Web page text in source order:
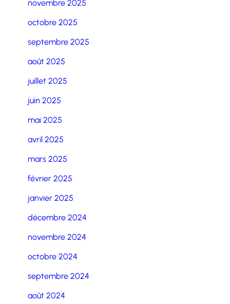
novembre 2025
octobre 2025
septembre 2025
août 2025
juillet 2025
juin 2025
mai 2025
avril 2025
mars 2025
février 2025
janvier 2025
décembre 2024
novembre 2024
octobre 2024
septembre 2024
août 2024